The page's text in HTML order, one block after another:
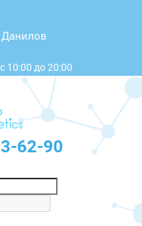
Данилов
10:00 до 20:00
62-90